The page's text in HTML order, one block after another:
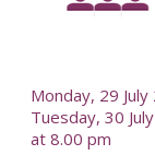
Monday, 29
Tuesday, 30
at 8.00 pm